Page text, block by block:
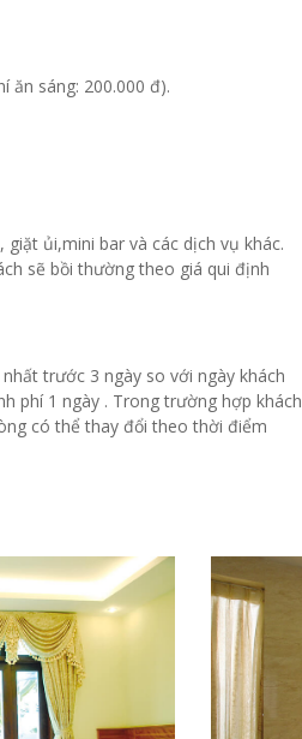
ăn sáng: 200.000 đ).
ủi,mini bar và các dịch vụ khác.
sẽ bồi thường theo giá qui định
trước 3 ngày so với ngày khách
phí 1 ngày . Trong trường hợp khách
có thể thay đổi theo thời điểm